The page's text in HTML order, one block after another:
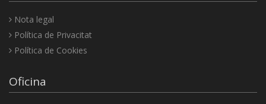
Nota legal
Política de Privacitat
Política de Cookies
Oficina